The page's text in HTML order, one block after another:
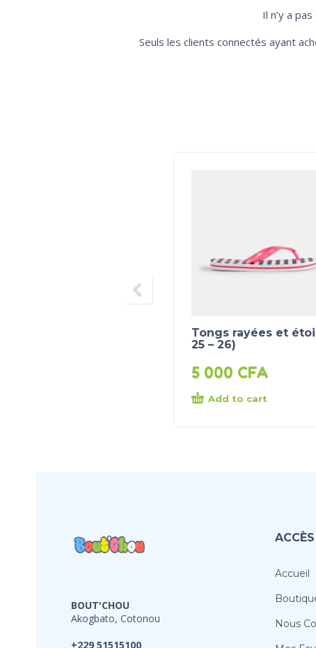
Il n’y a
Seuls les clients connectés ayant
Tongs rayées et
25 – 26)
5 000 CFA
Add to cart
BOUT'CHOU
Akogbato, Cotonou
+229 51515100
Accueil
Nous